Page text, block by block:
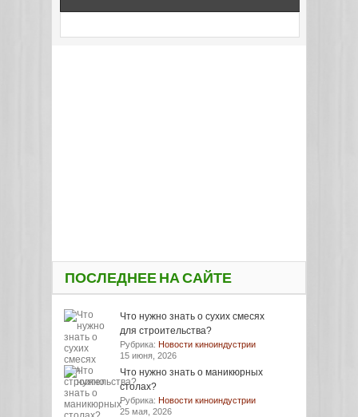
ПОСЛЕДНЕЕ НА САЙТЕ
Что нужно знать о сухих смесях
для строительства?
Рубрика: Новости киноиндустрии
15 июня, 2026
Что нужно знать о маникюрных
столах?
Рубрика: Новости киноиндустрии
25 мая, 2026